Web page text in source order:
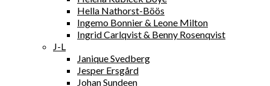
Hella Nathorst-Böös
Ingemo Bonnier & Leone Milton
Ingrid Carlqvist & Benny Rosenqvist
J-L
Janique Svedberg
Jesper Ersgård
Johan Sundeen